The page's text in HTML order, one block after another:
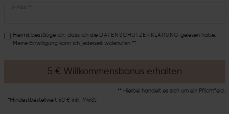
Hiermit bestätige ich, dass ich die DATEN­SCHUTZ­ERKLÄRUNG gelesen habe.
Meine Einwilligung kann ich jederzeit widerrufen.**
5 € Willkommensbonus erhalten
** Hierbei handelt es sich um ein Pflichtfeld.
*Mindestbestellwert 50 € inkl. MwSt.